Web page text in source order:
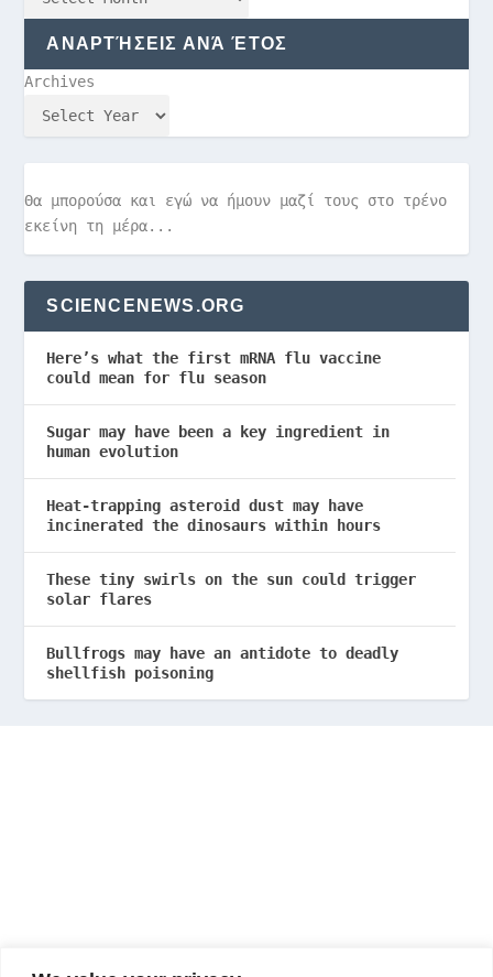
ΑΝΑΡΤΉΣΕΙΣ ΑΝΆ ΈΤΟΣ
Archives
Θα μπορούσα και εγώ να ήμουν μαζί τους στο τρένο
εκείνη τη μέρα...
SCIENCENEWS.ORG
Here’s what the first mRNA flu vaccine
could mean for flu season
Sugar may have been a key ingredient in
human evolution
Heat-trapping asteroid dust may have
incinerated the dinosaurs within hours
These tiny swirls on the sun could trigger
solar flares
Bullfrogs may have an antidote to deadly
shellfish poisoning